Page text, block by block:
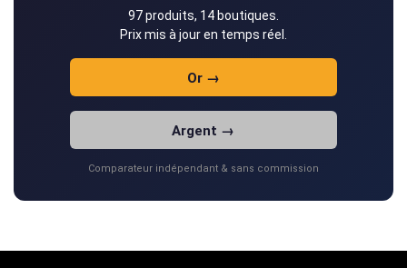
97 produits, 14 boutiques.
Prix mis à jour en temps réel.
Or →
Argent →
Comparateur indépendant & sans commission